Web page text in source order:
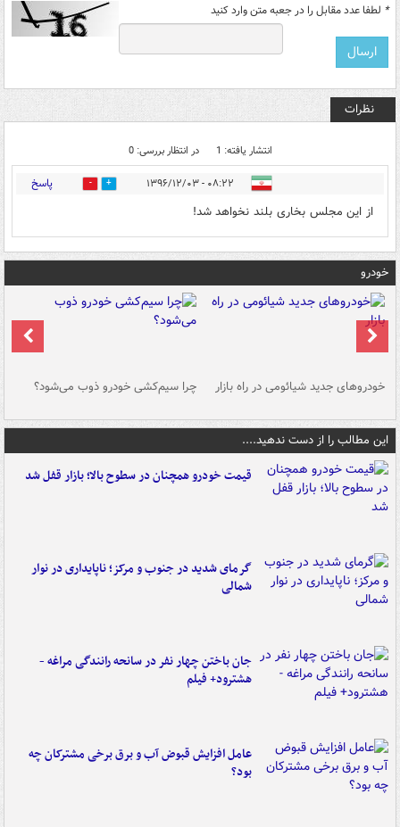
* لطفا عدد مقابل را در جعبه متن وارد کنید
نظرات
انتشار یافته: 1 در انتظار بررسی: 0
۰۸:۲۲ - ۱۳۹۶/۱۲/۰۳ 4 پاسخ
از این مجلس بخاری بلند نخواهد شد!
خودرو
خودروهای جدید شیائومی در راه بازار چرا سیم‌کشی خودرو ذوب می‌شود؟
این مطالب را از دست ندهید....
قیمت خودرو همچنان در سطوح بالا؛ بازار قفل شد
گرمای شدید در جنوب و مرکز؛ ناپایداری در نوار
شمالی
جان باختن چهار نفر در سانحه رانندگی مراغه -
هشترود+ فیلم
عامل افزایش قبوض آب و برق برخی مشترکان چه
بود؟